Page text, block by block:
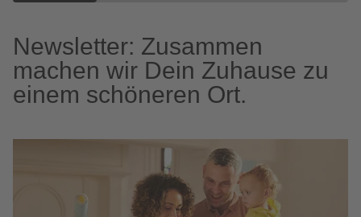
Newsletter: Zusammen
machen wir Dein Zuhause zu
einem schöneren Ort.